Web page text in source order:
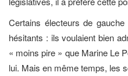
Certains électeurs de
hésitants : ils voulaient bien
« moins pire » que Marine Le
lui. Mais en même temps, les